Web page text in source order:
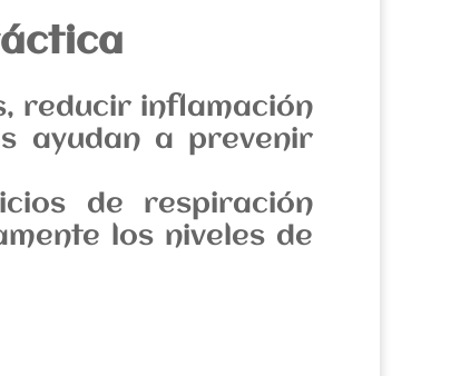
reducir inflamación
ayudan a prevenir
de respiración
los niveles de